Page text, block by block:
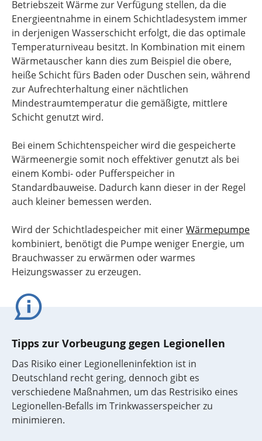
Betriebszeit Wärme zur Verfügung stellen, da die
Energieentnahme in einem Schichtladesystem immer
in derjenigen Wasserschicht erfolgt, die das optimale
Temperaturniveau besitzt. In Kombination mit einem
Wärmetauscher kann dies zum Beispiel die obere,
heiße Schicht fürs Baden oder Duschen sein, während
zur Aufrechterhaltung einer nächtlichen
Mindestraumtemperatur die gemäßigte, mittlere
Schicht genutzt wird.
Bei einem Schichtenspeicher wird die gespeicherte
Wärmeenergie somit noch effektiver genutzt als bei
einem Kombi- oder Pufferspeicher in
Standardbauweise. Dadurch kann dieser in der Regel
auch kleiner bemessen werden.
Wird der Schichtladespeicher mit einerWärmepumpe
kombiniert, benötigt die Pumpe weniger Energie, um
Brauchwasser zu erwärmen oder warmes
Heizungswasser zu erzeugen.
Tipps zur Vorbeugung gegen Legionellen
Das Risiko einer Legionelleninfektion ist in
Deutschland recht gering, dennoch gibt es
verschiedene Maßnahmen, um das Restrisiko eines
Legionellen-Befalls im Trinkwasserspeicher zu
minimieren.